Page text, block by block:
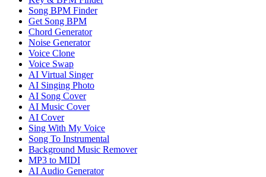
Song BPM Finder
Get Song BPM
Chord Generator
Noise Generator
Voice Clone
Voice Swap
AI Virtual Singer
AI Singing Photo
AI Song Cover
AI Music Cover
AI Cover
Sing With My Voice
Song To Instrumental
Background Music Remover
MP3 to MIDI
AI Audio Generator